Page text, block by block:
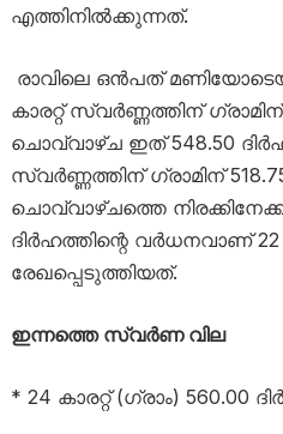
എത്തിനിൽക്കുന്നത്.
രാവിലെ ഒൻപത്
കാരറ്റ് സ്വർണ്ണത്തിന്
ചൊവ്വാഴ്ച ഇത് 548.50
സ്വർണ്ണത്തിന് ഗ്രാമിന്
ചൊവ്വാഴ്ചത്തെ
ദിർഹത്തിന്റെ വർധനവാണ് 22
രേഖപ്പെടുത്തിയത്.
ഇന്നത്തെ സ്വര്‍ണ വില
* 24 കാരറ്റ് (ഗ്രാം) 560.00